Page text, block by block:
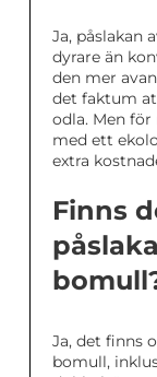
Ja, påslakan
dyrare än
den mer
det faktum
odla. Men
med ett
extra
Finns
Ja, det finns
bomull,